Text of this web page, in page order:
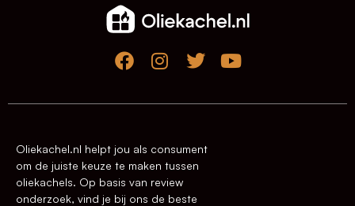
Oliekachel.nl helpt jou als consument
om de juiste keuze te maken tussen
oliekachels. Op basis van review
onderzoek, vind je bij ons de beste